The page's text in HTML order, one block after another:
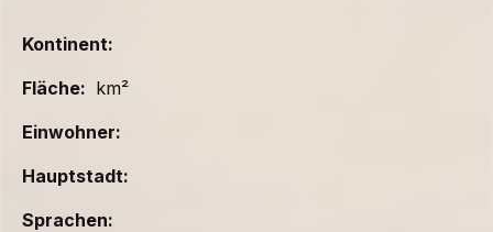
Kontinent:
Fläche: km²
Einwohner:
Hauptstadt:
Sprachen: